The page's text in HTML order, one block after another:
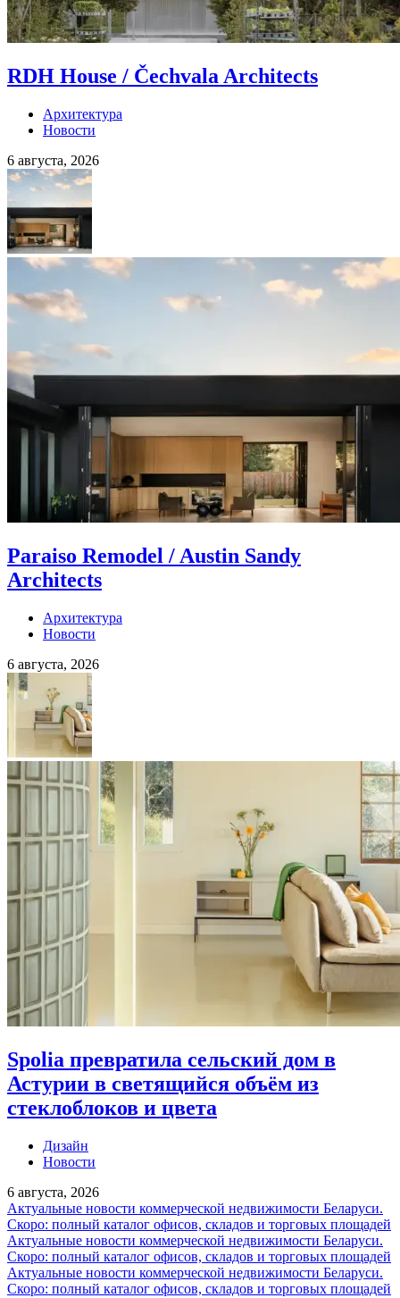
RDH House / Čechvala Architects
Архитектура
Новости
6 августа, 2026
Paraiso Remodel / Austin Sandy
Architects
Архитектура
Новости
6 августа, 2026
Spolia превратила сельский дом в
Астурии в светящийся объём из
стеклоблоков и цвета
Дизайн
Новости
6 августа, 2026
Актуальные новости коммерческой недвижимости Беларуси.
Скоро: полный каталог офисов, складов и торговых площадей
Актуальные новости коммерческой недвижимости Беларуси.
Скоро: полный каталог офисов, складов и торговых площадей
Актуальные новости коммерческой недвижимости Беларуси.
Скоро: полный каталог офисов, складов и торговых площадей